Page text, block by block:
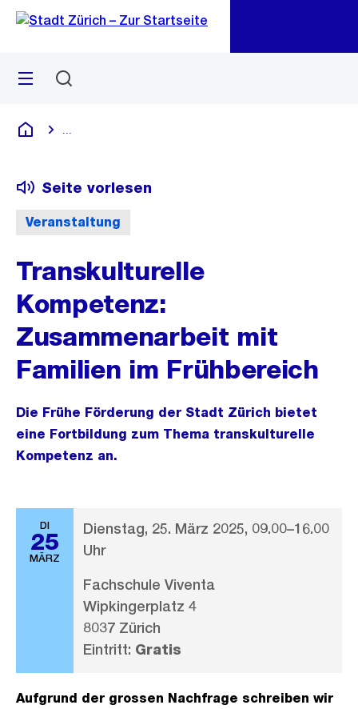
Navigation
Sprunglink
Menü
Deutsch
Veranstaltung
Seite vorlesen
Transkulturelle
Kompetenz:
Zusammenarbeit mit
Familien im Frühbereich
Die Frühe Förderung der Stadt Zürich bietet
eine Fortbildung zum Thema transkulturelle
Kompetenz an.
DI
25
MÄRZ
Dienstag, 25. März 2025, 09.00–16.00
Uhr
Fachschule Viventa
Wipkingerplatz 4
8037 Zürich
Eintritt: Gratis
Aufgrund der grossen Nachfrage schreiben wir